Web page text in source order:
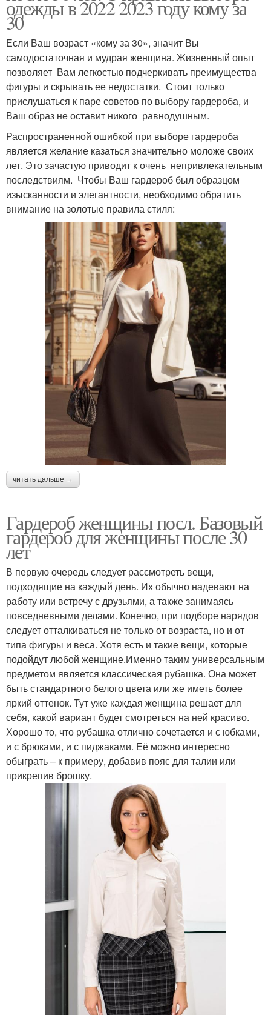
одежды в 2022 2023 году кому за
30
Если Ваш возраст «кому за 30», значит Вы
самодостаточная и мудрая женщина. Жизненный опыт
позволяет Вам легкостью подчеркивать преимущества
фигуры и скрывать ее недостатки. Стоит только
прислушаться к паре советов по выбору гардероба, и
Ваш образ не оставит никого равнодушным.
Распространенной ошибкой при выборе гардероба
является желание казаться значительно моложе своих
лет. Это зачастую приводит к очень непривлекательным
последствиям. Чтобы Ваш гардероб был образцом
изысканности и элегантности, необходимо обратить
внимание на золотые правила стиля:
читать дальше →
Гардероб женщины посл. Базовый
гардероб для женщины после 30
лет
В первую очередь следует рассмотреть вещи,
подходящие на каждый день. Их обычно надевают на
работу или встречу с друзьями, а также занимаясь
повседневными делами. Конечно, при подборе нарядов
следует отталкиваться не только от возраста, но и от
типа фигуры и веса. Хотя есть и такие вещи, которые
подойдут любой женщине.Именно таким универсальным
предметом является классическая рубашка. Она может
быть стандартного белого цвета или же иметь более
яркий оттенок. Тут уже каждая женщина решает для
себя, какой вариант будет смотреться на ней красиво.
Хорошо то, что рубашка отлично сочетается и с юбками,
и с брюками, и с пиджаками. Её можно интересно
обыграть – к примеру, добавив пояс для талии или
прикрепив брошку.